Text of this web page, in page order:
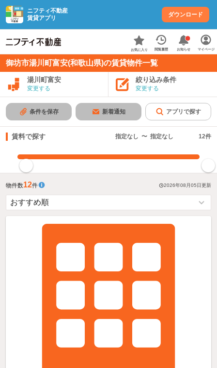
ニフティ不動産
賃貸アプリ
ダウンロード
お気に入り 閲覧履歴 お知らせ マイページ
御坊市湯川町富安(和歌山県)の賃貸物件一覧
湯川町富安
変更する
絞り込み条件
変更する
条件を保存 新着通知 アプリで探す
賃料で探す 指定なし 〜 指定なし 12件
物件数12件 2026年08月05日更新